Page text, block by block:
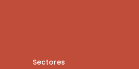
Sectores